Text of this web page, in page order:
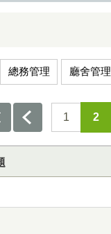
總務管理 廳舍管理
1 2